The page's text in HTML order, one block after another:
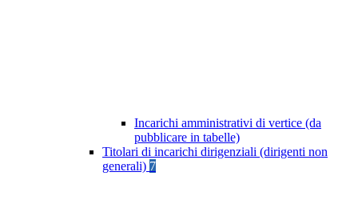
Incarichi amministrativi di vertice (da
pubblicare in tabelle)
Titolari di incarichi dirigenziali (dirigenti non
generali) 7